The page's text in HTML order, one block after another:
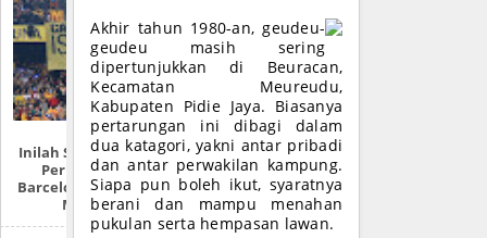
Inilah Sejarah Awal
Permusuhan
Barcelona Dan Real
Madrid
Akhir tahun 1980-an, geudeu-
geudeu masih sering
dipertunjukkan di Beuracan,
Kecamatan Meureudu,
Kabupaten Pidie Jaya. Biasanya
pertarungan ini dibagi dalam
dua katagori, yakni antar pribadi
dan antar perwakilan kampung.
Siapa pun boleh ikut, syaratnya
berani dan mampu menahan
pukulan serta hempasan lawan.